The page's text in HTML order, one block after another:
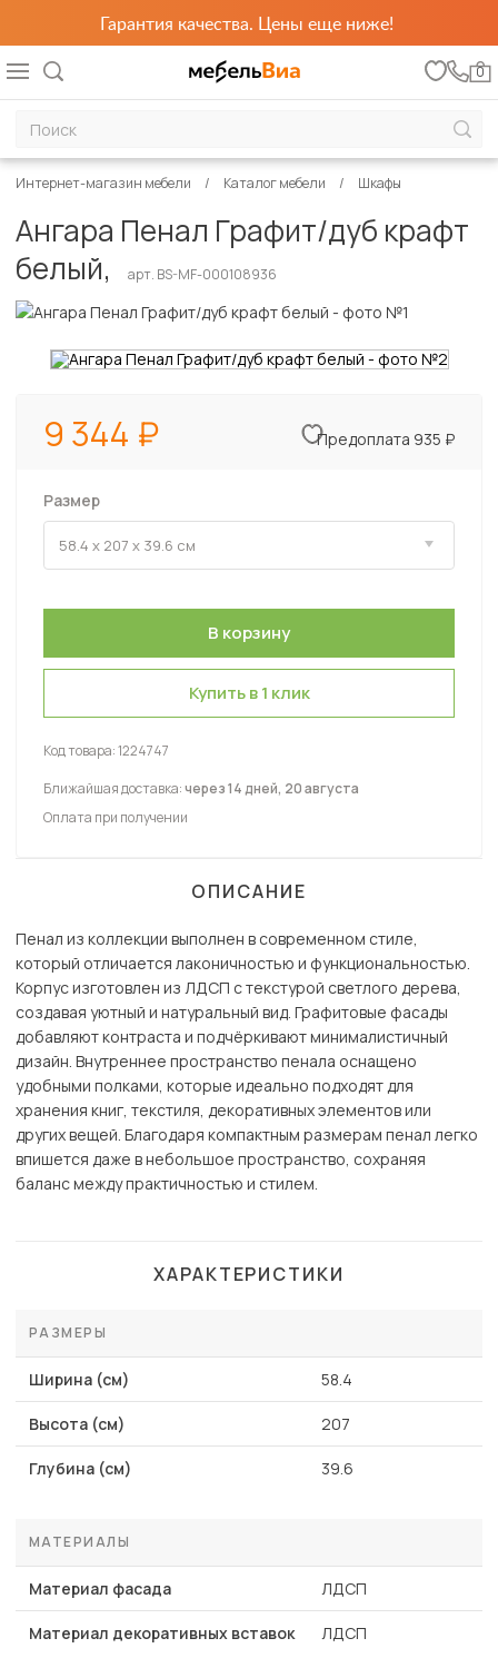
Гарантия качества. Цены еще ниже!
0
Интернет-магазин мебели Каталог мебели Шкафы
Ангара Пенал Графит/дуб крафт
белый,
арт. BS-MF-000108936
9 344 Предоплата 935 ₽
Размер
Купить в 1 клик
Код товара:1224747
Ближайшая доставка:через 14 дней, 20 августа
Оплата при получении
ОПИСАНИЕ
Пенал из коллекции выполнен в современном стиле,
который отличается лаконичностью и функциональностью.
Корпус изготовлен из ЛДСП с текстурой светлого дерева,
создавая уютный и натуральный вид. Графитовые фасады
добавляют контраста и подчёркивают минималистичный
дизайн. Внутреннее пространство пенала оснащено
удобными полками, которые идеально подходят для
хранения книг, текстиля, декоративных элементов или
других вещей. Благодаря компактным размерам пенал легко
впишется даже в небольшое пространство, сохраняя
баланс между практичностью и стилем.
ХАРАКТЕРИСТИКИ
РАЗМЕРЫ
Ширина (см) 58.4
Высота (см) 207
Глубина (см) 39.6
МАТЕРИАЛЫ
Материал фасада ЛДСП
Материал декоративных вставок ЛДСП